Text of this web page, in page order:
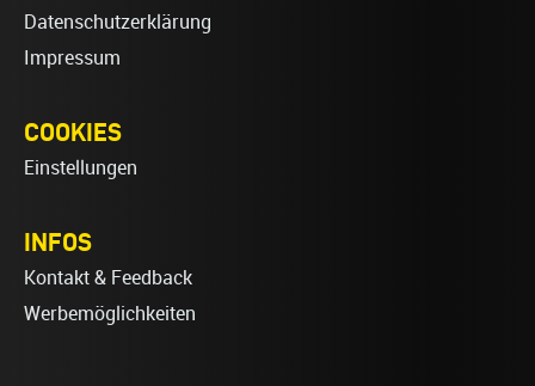
Datenschutzerklärung
Impressum
COOKIES
Einstellungen
INFOS
Kontakt & Feedback
Werbemöglichkeiten